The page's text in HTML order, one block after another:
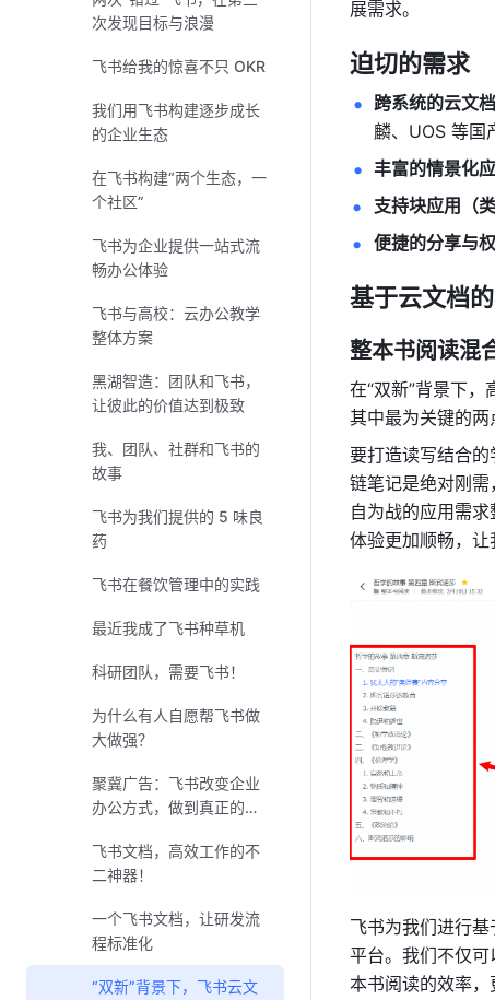
次发现目标与浪漫
飞书给我的惊喜不只 OKR
我们用飞书构建逐步成长
的企业生态
在飞书构建“两个生态，一
个社区”
飞书为企业提供一站式流
畅办公体验
飞书与高校：云办公教学
整体方案
黑湖智造：团队和飞书，
让彼此的价值达到极致
我、团队、社群和飞书的
故事
飞书为我们提供的 5 味良
药
飞书在餐饮管理中的实践
最近我成了飞书种草机
科研团队，需要飞书！
为什么有人自愿帮飞书做
大做强？
聚冀广告：飞书改变企业
办公方式，做到真正的高
飞书文档，高效工作的不
二神器！
一个飞书文档，让研发流
程标准化
“双新”背景下，飞书云文
展需求。
迫切的需求
跨系统的云文
麟、UOS 等国
丰富的情景化
支持块应用（
便捷的分享与
基于云文档
整本书阅读混
在“双新”背景下
其中最为关键的两
要打造读写结合
链笔记是绝对刚需，
自为战的应用需
体验更加顺畅，让
飞书为我们进行
平台。我们不仅
本书阅读的效率